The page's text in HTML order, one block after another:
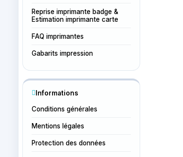
Reprise imprimante badge &
Estimation imprimante carte
FAQ imprimantes
Gabarits impression
Informations
Conditions générales
Mentions légales
Protection des données